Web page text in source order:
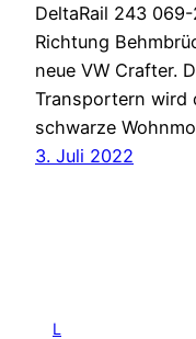
DeltaRail 243
Richtung
neue VW Crafter.
Transportern wird
schwarze
3. Juli 2022
L